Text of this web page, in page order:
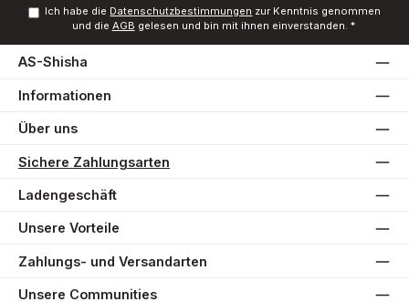
Ich habe die Datenschutzbestimmungen zur Kenntnis genommen
und die AGB gelesen und bin mit ihnen einverstanden. *
AS-Shisha
Informationen
Über uns
Sichere Zahlungsarten
Ladengeschäft
Unsere Vorteile
Zahlungs- und Versandarten
Unsere Communities